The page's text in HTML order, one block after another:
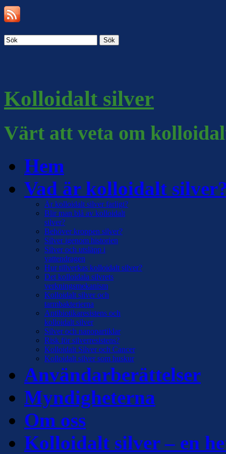
Sök
Kolloidalt silver
Värt att veta om
Hem
Vad är kolloidalt
Är kolloidalt silver farligt?
Blir man blå av kolloidalt
silver?
Behöver kroppen silver?
Silver igenom historien
Silver och utsläpp i
vattendragen
Hur tillverkas kolloidalt silver?
Det kolloidala silvrets
verkningsmekanism
Kolloidalt silver och
tarmbakterierna
Antibiotikaresistens och
kolloidalt silver
Silver och nanopartiklar
Risk för silverresistens?
Kolloidalt Silver och Cancer
Kolloidalt silver som huskur
Användarberättelser
Myndigheterna
Om oss
Kolloidalt silver – en